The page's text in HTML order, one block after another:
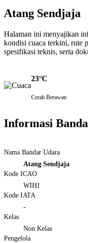
Atang Sendjaja
Halaman ini menyajikan
kondisi cuaca terkini, rute
spesifikasi teknis, serta
23°C
Cerah Berawan
Informasi
Nama Bandar Udara
Atang Sendjaja
Kode ICAO
WIHJ
Kode IATA
-
Kelas
Non Kelas
Pengelola